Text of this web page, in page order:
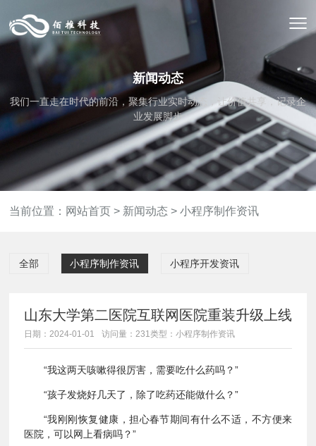
新闻动态
我们一直走在时代的前沿，聚集行业实时动态，让价值共享，记录企
业发展脚步
当前位置： 网站首页 > 新闻动态 >小程序制作资讯
全部 小程序制作资讯 小程序开发资讯
山东大学第二医院互联网医院重装升级上线
日期：2024-01-01 访问量：231类型：小程序制作资讯
“我这两天咳嗽得很厉害，需要吃什么药吗？”
“孩子发烧好几天了，除了吃药还能做什么？”
“我刚刚恢复健康，担心春节期间有什么不适，不方便来
医院，可以网上看病吗？”